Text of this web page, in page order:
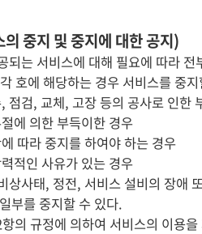
중지 및 중지에 대한 공지)
는 서비스에 대해 필요에 따라 전
호에 해당하는 경우 서비스를 중
점검, 교체, 고장 등의 공사로 인한
에 의한 부득이한 경우
따라 중지를 하여야 하는 경우
적인 사유가 있는 경우
사태, 정전, 서비스 설비의 장애
부를 중지할 수 있다.
의 규정에 의하여 서비스의 이용을